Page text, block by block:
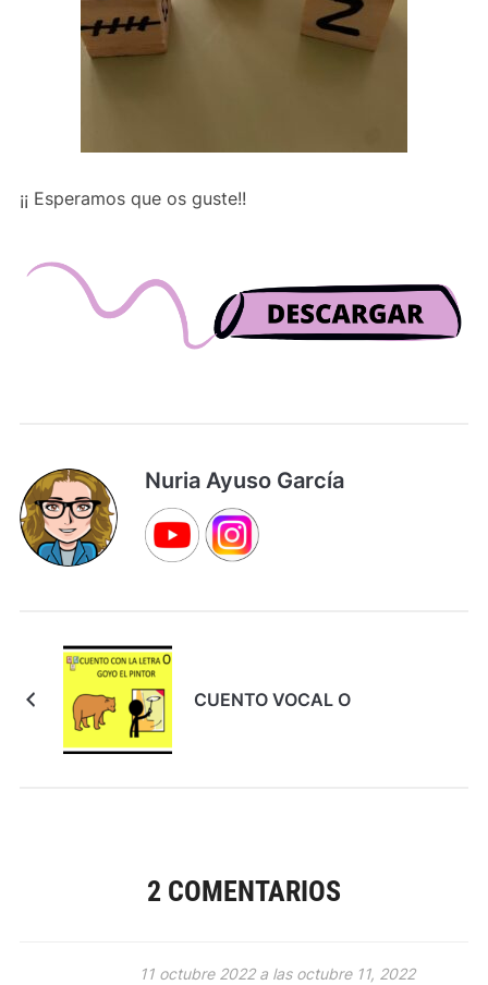
¡¡ Esperamos que os guste!!
Nuria Ayuso García
CUENTO VOCAL O
2 COMENTARIOS
11 octubre 2022 a las octubre 11, 2022